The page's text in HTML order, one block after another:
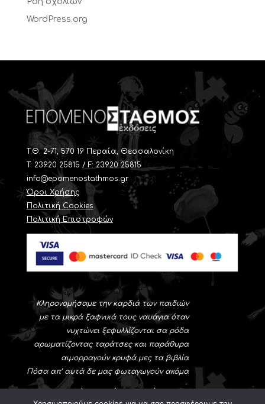
WordPress.org
T.Θ. 2-71, 570 19 Περαία, Θεσσαλονίκη
Τ: 23920 25815 / F: 23920 25815
info@epomenostathmos.gr
Όροι Χρήσης
Πολιτική Cookies
Πολιτική Επιστροφών
Κληρονομήσαμε την καρδιά των παιδιών
με τα μικρά ξαφνικά τους ναυάγια όταν
νυχτώνει ξεφυλλίζονται σα ρόδα
αρωματίζοντας ταράτσες και παράθυρα
αιμορραγούν κρυφά μες τα βιβλία
Πόσα απ’ αυτά δε μας φωταγωγούν ακόμα
Νίκος-Αλέξης Ασλάνογλου